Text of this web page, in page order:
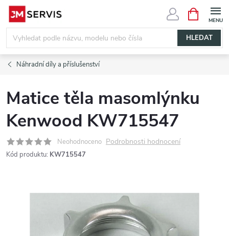
Přejít
obsah
HLEDAT
NÁKUPNÍ
KOŠÍK
Náhradní díly a příslušenství
Matice těla masomlýnku
Kenwood KW715547
Neohodnoceno Podrobnosti hodnocení
Kód produktu: KW715547